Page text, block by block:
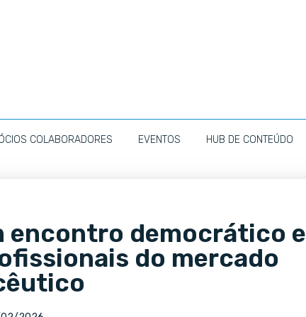
COLABORADORES EVENTOS HUB DE CONTEÚDO
encontro democrático e
do mercado